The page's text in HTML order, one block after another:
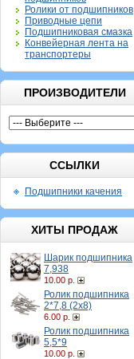
Ролики от подшипников
Приводные цепи
Подшипниковая смазка
Конвейерная лента на
транспортеры
ПРОИЗВОДИТЕЛИ
ССЫЛКИ
Подшипники качения
ХИТЫ ПРОДАЖ
Шарик подшипника
7,938
10.00 р.
Ролик подшипника
2*7,8 (2х8)
6.00 р.
Ролик подшипника
5,5*9
10.00 р.